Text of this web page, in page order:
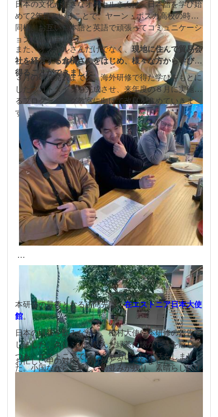
日本の文化が好きなオスカルさんは、日本語を学び始
めて2年目ということで、ヤーン・ポスカ高校の時と
同様、お互い日本語と英語で頑張ってコミュニケーシ
ョンを取りました。
また、オスカルさんだけでなく、現地に住んで貿易会
社を経営する倉橋さんをはじめ、様々な方から学びを
得ることができました。
３月の研究発表までに、海外研修で得た学びをもとに
したプロトタイプを完成させ、来年度の８月に実施す
るプログラミング教室に向けて改良を進めていきま
す。
本研修の最後となる訪問先は、在エストニア日本大使
館。
日本の緑茶を飲みながら、松村大使に本研修の報告を
しました。久しぶりに飲んだ緑茶に懐かしさを感じつ
つも、エストニアで感じた魅力について話をしまし
た。小国ながらも美しい街並みが残り、素晴らしいIT
基盤を土台にして多くのスタートアップ企業が生まれ
たエストニアに必ず来たいとのことでした。
お忙しい中の対応、ありがとうございました。